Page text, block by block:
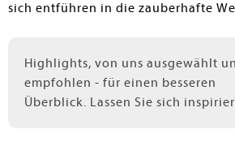
sich entführen in die zauberhafte
Highlights, von uns ausgewählt
empfohlen - für einen besseren
Überblick. Lassen Sie sich